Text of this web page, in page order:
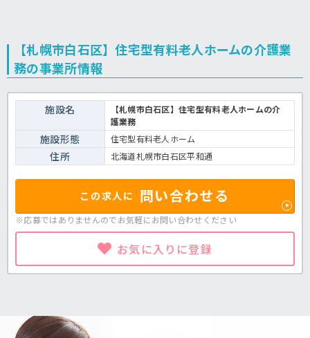
【札幌市白石区】住宅型有料老人ホームの介護業
務の事業所情報
施設名
【札幌市白石区】住宅型有料老人ホームの介
護業務
施設形態 住宅型有料老人ホーム
住所 北海道札幌市白石区平和通
この求人に 問い合わせる
※応募ではありませんのでお気軽にお問い合わせください
お気に入りに登録